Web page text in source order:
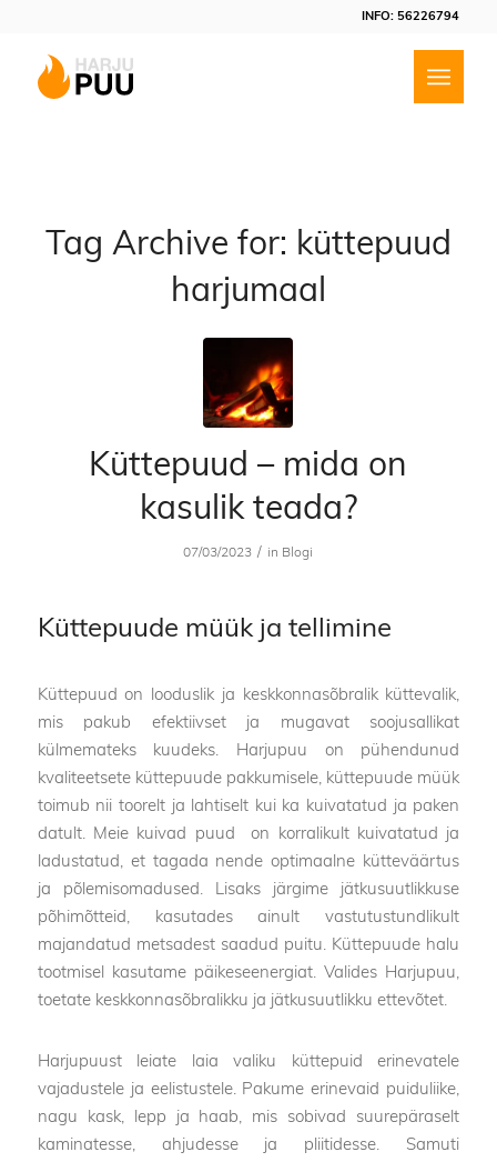
INFO: 56226794
Tag Archive for: küttepuud
harjumaal
Küttepuud – mida on
kasulik teada?
07/03/2023 / in Blogi
Küttepuude müük ja tellimine
Küttepuud on looduslik ja keskkonnasõbralik küttevalik,
mis pakub efektiivset ja mugavat soojusallikat
külmemateks kuudeks. Harjupuu on pühendunud
kvaliteetsete küttepuude pakkumisele, küttepuude müük
toimub nii toorelt ja lahtiselt kui ka kuivatatud ja paken
datult. Meie kuivad puud on korralikult kuivatatud ja
ladustatud, et tagada nende optimaalne kütteväärtus
ja põlemisomadused. Lisaks järgime jätkusuutlikkuse
põhimõtteid, kasutades ainult vastutustundlikult
majandatud metsadest saadud puitu. Küttepuude halu
tootmisel kasutame päikeseenergiat. Valides Harjupuu,
toetate keskkonnasõbralikku ja jätkusuutlikku ettevõtet.
Harjupuust leiate laia valiku küttepuid erinevatele
vajadustele ja eelistustele. Pakume erinevaid puiduliike,
nagu kask, lepp ja haab, mis sobivad suurepäraselt
kaminatesse, ahjudesse ja pliitidesse. Samuti